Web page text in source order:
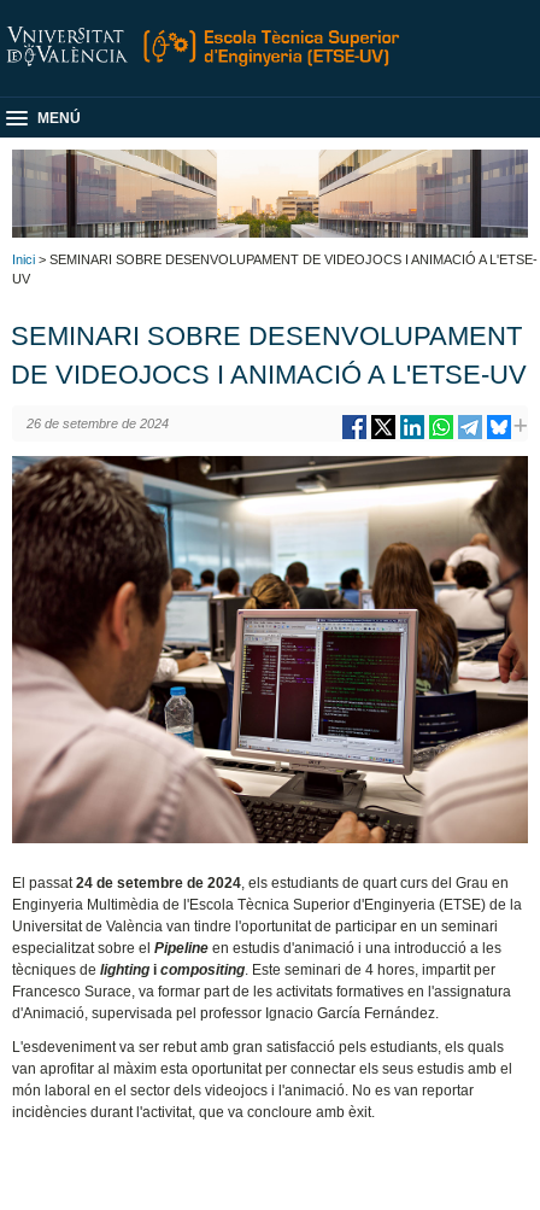
MENÚ
Inici > SEMINARI SOBRE DESENVOLUPAMENT DE VIDEOJOCS I ANIMACIÓ A L'ETSE-
UV
SEMINARI SOBRE DESENVOLUPAMENT
DE VIDEOJOCS I ANIMACIÓ A L'ETSE-UV
26 de setembre de 2024
El passat24 de setembre de 2024 , els estudiants de quart curs del Grau en
Enginyeria Multimèdia de l'Escola Tècnica Superior d'Enginyeria (ETSE) de la
Universitat de València van tindre l'oportunitat de participar en un seminari
especialitzat sobre elPipeline en estudis d'animació i una introducció a les
tècniques delighting icompositing . Este seminari de 4 hores, impartit per
Francesco Surace, va formar part de les activitats formatives en l'assignatura
d'Animació, supervisada pel professor Ignacio García Fernández.
L'esdeveniment va ser rebut amb gran satisfacció pels estudiants, els quals
van aprofitar al màxim esta oportunitat per connectar els seus estudis amb el
món laboral en el sector dels videojocs i l'animació. No es van reportar
incidències durant l'activitat, que va concloure amb èxit.